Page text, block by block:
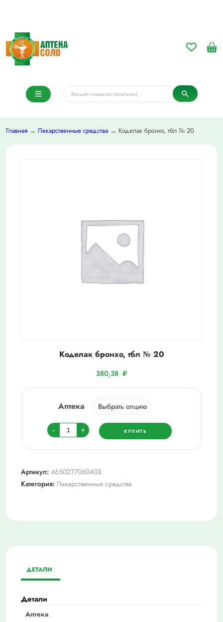
Главная → Лекарственные средства → Коделак бронхо, тбл № 20
Коделак бронхо, тбл № 20
380,38 ₽
Аптека
-
Количество
товара
Коделак
тбл
№
+ КУПИТЬ
Артикул: 4650277060403
Категория: Лекарственные средства
ДЕТАЛИ
Детали
Аптека